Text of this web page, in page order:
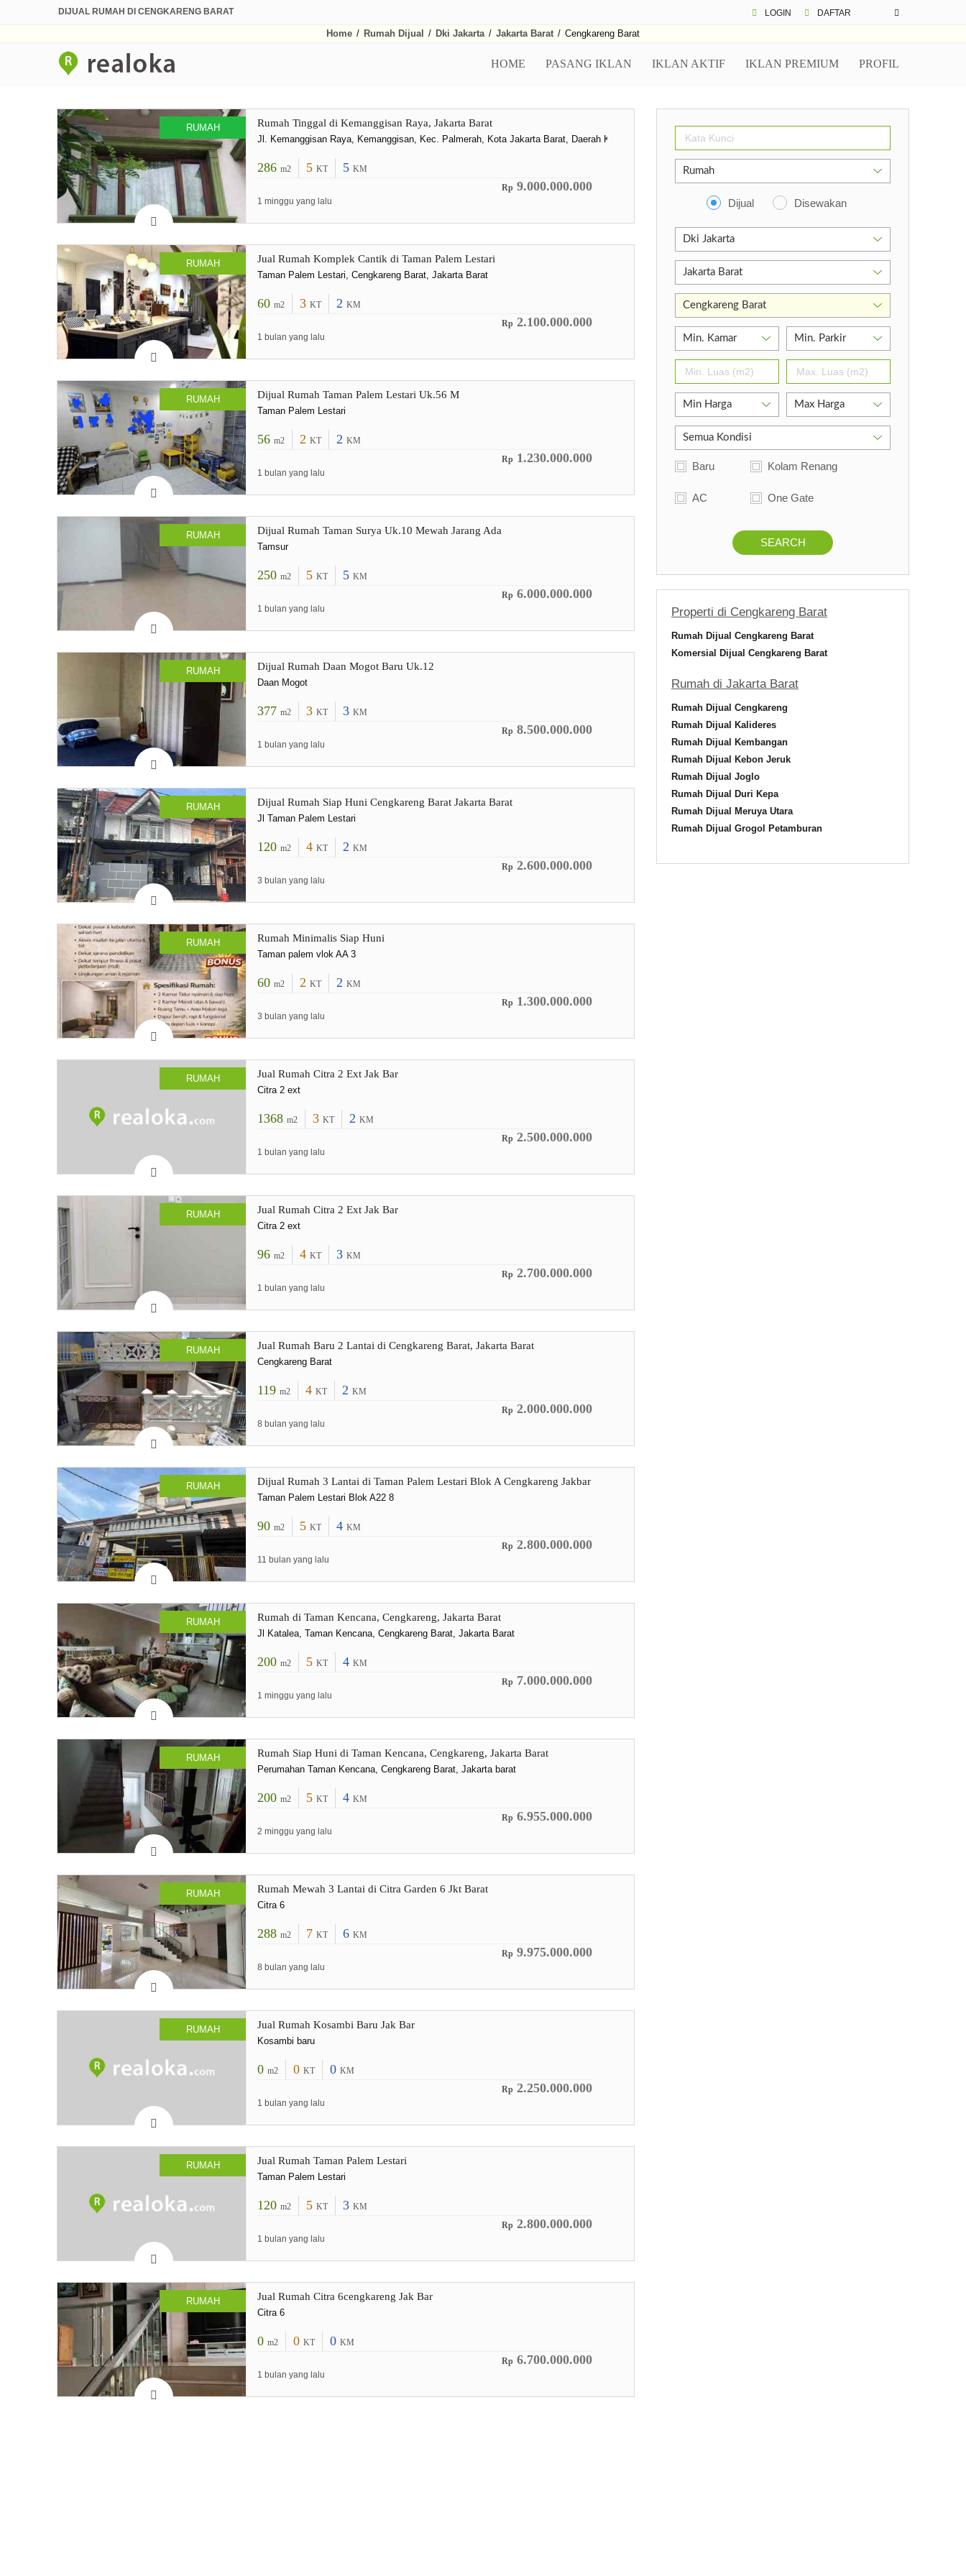
DIJUAL RUMAH DI CENGKARENG BARAT LOGIN DAFTAR
Home / Rumah Dijual / Dki Jakarta / Jakarta Barat / Cengkareng Barat
HOME PASANG IKLAN IKLAN AKTIF IKLAN PREMIUM PROFIL
RUMAH Rumah Tinggal di Kemanggisan Raya, Jakarta Barat
Jl. Kemanggisan Raya, Kemanggisan, Kec. Palmerah, Kota Jakarta Barat, Daerah Khusus Ibukota Jakarta 11480
286 m2 5 KT 5 KM
Rp 9.000.000.000
1 minggu yang lalu
RUMAH Jual Rumah Komplek Cantik di Taman Palem Lestari
Taman Palem Lestari, Cengkareng Barat, Jakarta Barat
60 m2 3 KT 2 KM
Rp 2.100.000.000
1 bulan yang lalu
RUMAH Dijual Rumah Taman Palem Lestari Uk.56 M
Taman Palem Lestari
56 m2 2 KT 2 KM
Rp 1.230.000.000
1 bulan yang lalu
RUMAH Dijual Rumah Taman Surya Uk.10 Mewah Jarang Ada
Tamsur
250 m2 5 KT 5 KM
Rp 6.000.000.000
1 bulan yang lalu
RUMAH Dijual Rumah Daan Mogot Baru Uk.12
Daan Mogot
377 m2 3 KT 3 KM
Rp 8.500.000.000
1 bulan yang lalu
RUMAH Dijual Rumah Siap Huni Cengkareng Barat Jakarta Barat
Jl Taman Palem Lestari
120 m2 4 KT 2 KM
Rp 2.600.000.000
3 bulan yang lalu
RUMAH Rumah Minimalis Siap Huni
Taman palem vlok AA 3
60 m2 2 KT 2 KM
Rp 1.300.000.000
3 bulan yang lalu
RUMAH Jual Rumah Citra 2 Ext Jak Bar
Citra 2 ext
1368 m2 3 KT 2 KM
Rp 2.500.000.000
1 bulan yang lalu
RUMAH Jual Rumah Citra 2 Ext Jak Bar
Citra 2 ext
96 m2 4 KT 3 KM
Rp 2.700.000.000
1 bulan yang lalu
RUMAH Jual Rumah Baru 2 Lantai di Cengkareng Barat, Jakarta Barat
Cengkareng Barat
119 m2 4 KT 2 KM
Rp 2.000.000.000
8 bulan yang lalu
RUMAH Dijual Rumah 3 Lantai di Taman Palem Lestari Blok A Cengkareng Jakbar
Taman Palem Lestari Blok A22 8
90 m2 5 KT 4 KM
Rp 2.800.000.000
11 bulan yang lalu
RUMAH Rumah di Taman Kencana, Cengkareng, Jakarta Barat
Jl Katalea, Taman Kencana, Cengkareng Barat, Jakarta Barat
200 m2 5 KT 4 KM
Rp 7.000.000.000
1 minggu yang lalu
RUMAH Rumah Siap Huni di Taman Kencana, Cengkareng, Jakarta Barat
Perumahan Taman Kencana, Cengkareng Barat, Jakarta barat
200 m2 5 KT 4 KM
Rp 6.955.000.000
2 minggu yang lalu
RUMAH Rumah Mewah 3 Lantai di Citra Garden 6 Jkt Barat
Citra 6
288 m2 7 KT 6 KM
Rp 9.975.000.000
8 bulan yang lalu
RUMAH Jual Rumah Kosambi Baru Jak Bar
Kosambi baru
0 m2 0 KT 0 KM
Rp 2.250.000.000
1 bulan yang lalu
RUMAH Jual Rumah Taman Palem Lestari
Taman Palem Lestari
120 m2 5 KT 3 KM
Rp 2.800.000.000
1 bulan yang lalu
RUMAH Jual Rumah Citra 6cengkareng Jak Bar
Citra 6
0 m2 0 KT 0 KM
Rp 6.700.000.000
1 bulan yang lalu
Dijual Disewakan
Baru Kolam Renang
AC One Gate
SEARCH
Properti di Cengkareng Barat
Rumah Dijual Cengkareng Barat
Komersial Dijual Cengkareng Barat
Rumah di Jakarta Barat
Rumah Dijual Cengkareng
Rumah Dijual Kalideres
Rumah Dijual Kembangan
Rumah Dijual Kebon Jeruk
Rumah Dijual Joglo
Rumah Dijual Duri Kepa
Rumah Dijual Meruya Utara
Rumah Dijual Grogol Petamburan